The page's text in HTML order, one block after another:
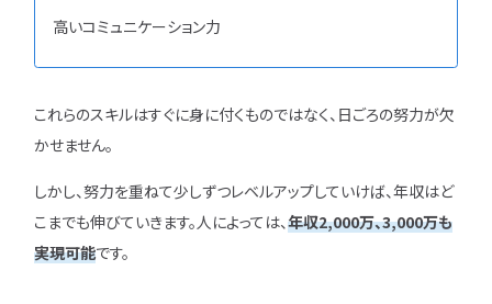
高いコミュニケーション力
これらのスキルはすぐに身に付くものではなく、日ごろの努力が欠
かせません。
しかし、努力を重ねて少しずつレベルアップしていけば、年収はど
こまでも伸びていきます。人によっては、年収2,000万、3,000万も
実現可能です。